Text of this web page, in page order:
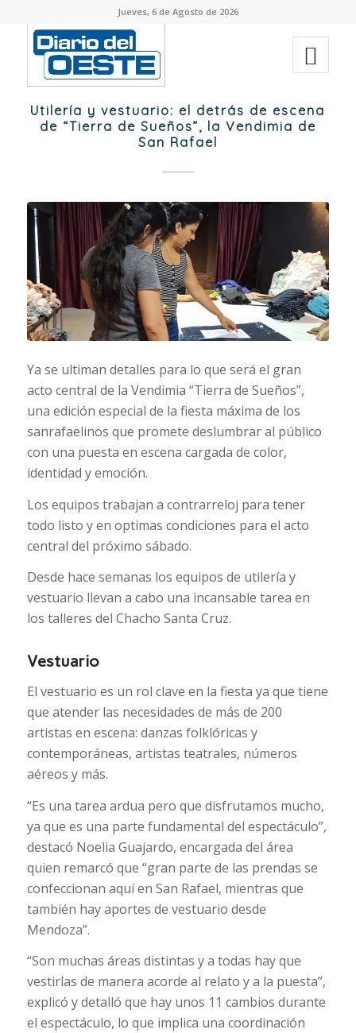
Jueves, 6 de Agosto de 2026
Utilería y vestuario: el detrás de escena
de “Tierra de Sueños”, la Vendimia de
San Rafael
Ya se ultiman detalles para lo que será el gran
acto central de la Vendimia “Tierra de Sueños”,
una edición especial de la fiesta máxima de los
sanrafaelinos que promete deslumbrar al público
con una puesta en escena cargada de color,
identidad y emoción.
Los equipos trabajan a contrarreloj para tener
todo listo y en optimas condiciones para el acto
central del próximo sábado.
Desde hace semanas los equipos de utilería y
vestuario llevan a cabo una incansable tarea en
los talleres del Chacho Santa Cruz.
Vestuario
El vestuario es un rol clave en la fiesta ya que tiene
que atender las necesidades de más de 200
artistas en escena: danzas folklóricas y
contemporáneas, artistas teatrales, números
aéreos y más.
“Es una tarea ardua pero que disfrutamos mucho,
ya que es una parte fundamental del espectáculo”,
destacó Noelia Guajardo, encargada del área
quien remarcó que “gran parte de las prendas se
confeccionan aquí en San Rafael, mientras que
también hay aportes de vestuario desde
Mendoza”.
“Son muchas áreas distintas y a todas hay que
vestirlas de manera acorde al relato y a la puesta”,
explicó y detalló que hay unos 11 cambios durante
el espectáculo, lo que implica una coordinación